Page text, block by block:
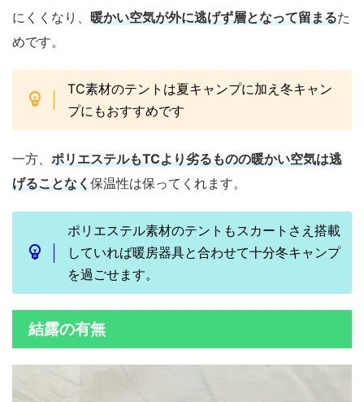
にくくなり、 暖かい空気が外に逃げず層となって留まるた
めです。
TC素材のテントは夏キャンプに加え冬キャン
プにもおすすめです
一方、 ポリエステルもTCより劣るものの暖かい空気は逃
げることなく保温性は保ってくれます。
ポリエステル素材のテントもスカートさえ搭載
していれば暖房器具と合わせて十分冬キャンプ
を過ごせます。
結露の有無